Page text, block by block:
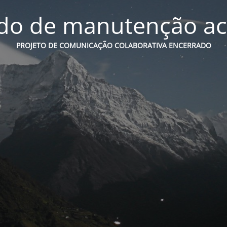
de manutenção
PROJETO DE COMUNICAÇÃO COLABORATIVA ENCERRADO